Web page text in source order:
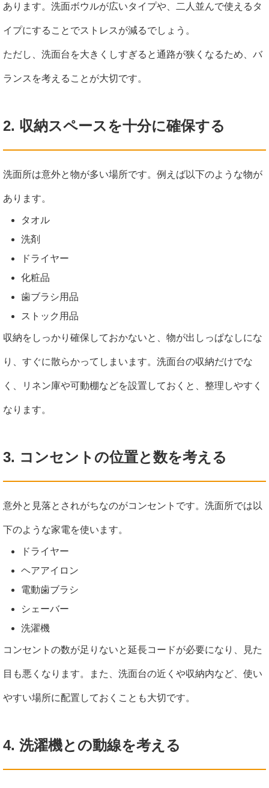
あります。洗面ボウルが広いタイプや、二人並んで使えるタ
イプにすることでストレスが減るでしょう。
ただし、洗面台を大きくしすぎると通路が狭くなるため、バ
ランスを考えることが大切です。
2. 収納スペースを十分に確保する
洗面所は意外と物が多い場所です。例えば以下のような物が
あります。
タオル
洗剤
ドライヤー
化粧品
歯ブラシ用品
ストック用品
収納をしっかり確保しておかないと、物が出しっぱなしにな
り、すぐに散らかってしまいます。洗面台の収納だけでな
く、リネン庫や可動棚などを設置しておくと、整理しやすく
なります。
3. コンセントの位置と数を考える
意外と見落とされがちなのがコンセントです。洗面所では以
下のような家電を使います。
ドライヤー
ヘアアイロン
電動歯ブラシ
シェーバー
洗濯機
コンセントの数が足りないと延長コードが必要になり、見た
目も悪くなります。また、洗面台の近くや収納内など、使い
やすい場所に配置しておくことも大切です。
4. 洗濯機との動線を考える